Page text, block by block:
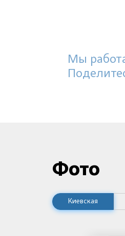
Мы
Фото
Киевская